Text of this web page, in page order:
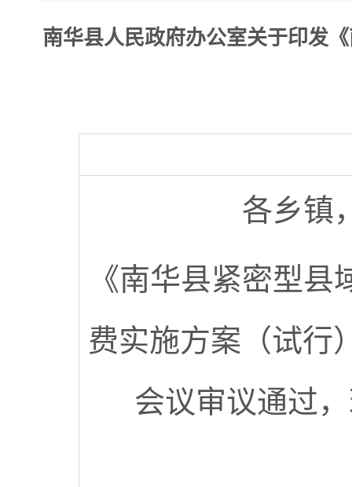
南华县人民政府办公室关于印发
各乡镇
《南华县紧密型
费实施方案（试行
会议审议通过